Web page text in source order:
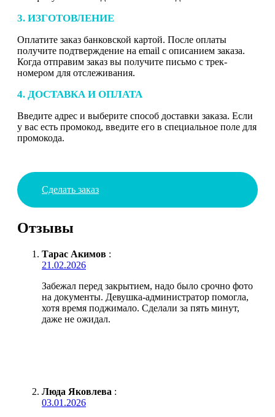
3. ИЗГОТОВЛЕНИЕ
Оплатите заказ банковской картой. После оплаты
получите подтверждение на email с описанием заказа.
Когда отправим заказ вы получите письмо с трек-
номером для отслеживания.
4. ДОСТАВКА И ОПЛАТА
Введите адрес и выберите способ доставки заказа. Если
у вас есть промокод, введите его в специальное поле для
промокода.
Сделать заказ
Отзывы
Тарас Акимов :
21.02.2026
Забежал перед закрытием, надо было срочно фото
на документы. Девушка-администратор помогла,
хотя время поджимало. Сделали за пять минут,
даже не ожидал.
Люда Яковлева :
03.01.2026